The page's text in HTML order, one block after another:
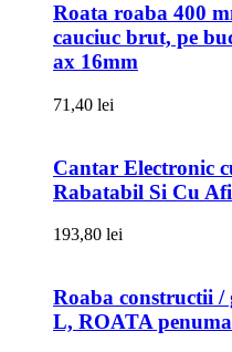
Roata roaba 400
cauciuc brut, pe
ax 16mm
71,40 lei
Cantar Electronic
Rabatabil Si Cu
193,80 lei
Roaba constructii
L, ROATA